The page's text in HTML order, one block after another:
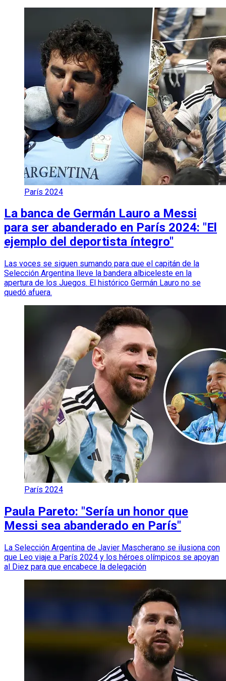
París 2024
La banca de Germán Lauro a Messi
para ser abanderado en París 2024: "El
ejemplo del deportista íntegro"
Las voces se siguen sumando para que el capitán de la
Selección Argentina lleve la bandera albiceleste en la
apertura de los Juegos. El histórico Germán Lauro no se
quedó afuera.
París 2024
Paula Pareto: "Sería un honor que
Messi sea abanderado en París"
La Selección Argentina de Javier Mascherano se ilusiona con
que Leo viaje a París 2024 y los héroes olímpicos se apoyan
al Diez para que encabece la delegación